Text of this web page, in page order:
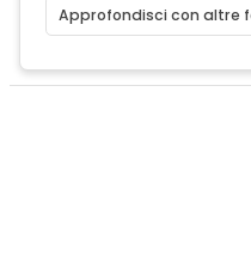
Approfondisci con altre